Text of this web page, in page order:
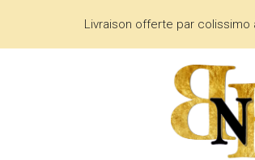
Livraison offerte par colissimo